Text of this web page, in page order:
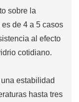
sobre la
de 4 a 5 casos
al efecto
cotidiano.
estabilidad
hasta tres